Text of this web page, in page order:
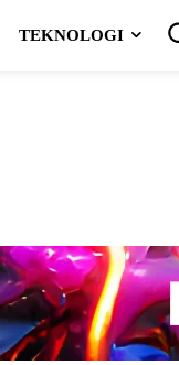
TEKNOLOGI